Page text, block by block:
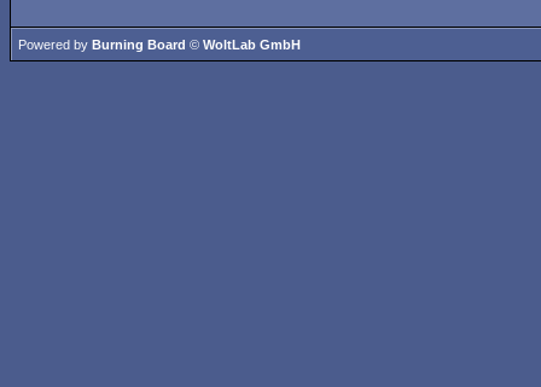
Powered by Burning Board © WoltLab GmbH